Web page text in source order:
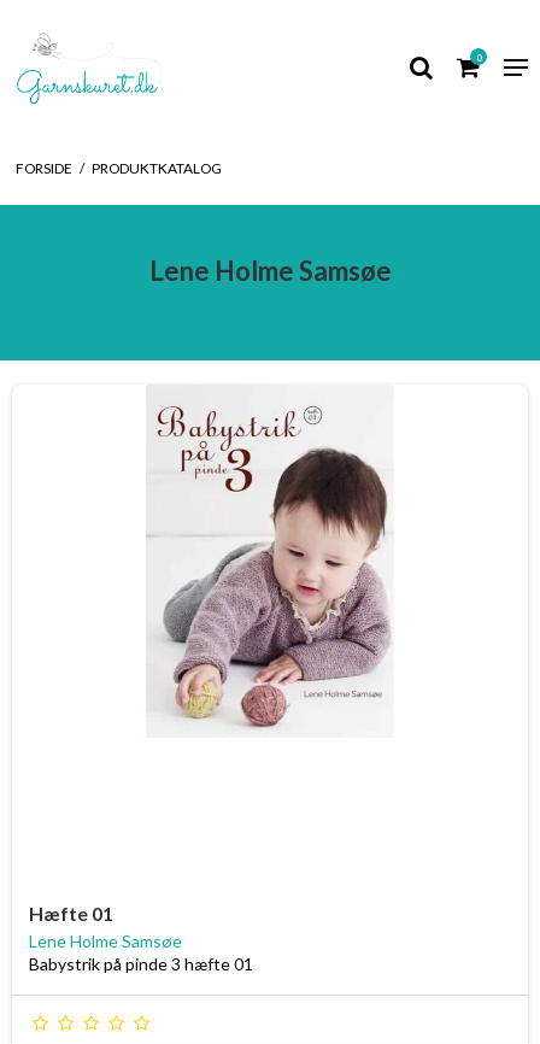
0
FORSIDE / PRODUKTKATALOG
Lene Holme Samsøe
Hæfte 01
Lene Holme Samsøe
Babystrik på pinde 3 hæfte 01